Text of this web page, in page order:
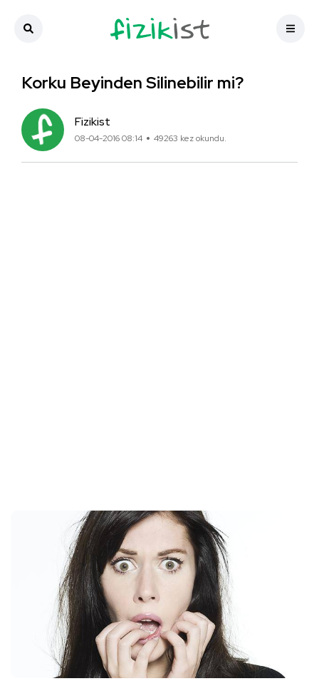
Korku Beyinden Silinebilir mi?
Fizikist
08-04-2016 08:14 49263 kez okundu.